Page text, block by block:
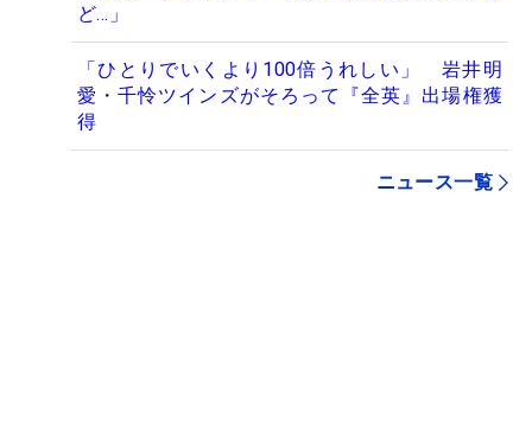
ど…」
「ひとりでいくより100倍うれしい」 岩井明
愛・千怜ツインズがそろって『全英』出場権獲
得
ニュース一覧